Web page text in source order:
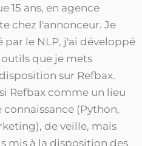
15 ans, en agence
chez l'annonceur. Je
par le NLP, j'ai développé
que je mets
sur Refbax.
Refbax comme un lieu
(Python,
de veille, mais
mis à la disposition des